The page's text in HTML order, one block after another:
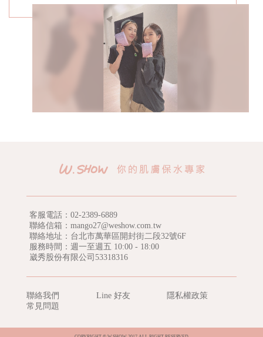
活越年輕」的生活寫照。
客服電話： 02-2389-6889
聯絡信箱：mango27@weshow.com.tw
聯絡地址：台北市萬華區開封街二段32號6F
服務時間：週一至週五 10:00 - 18:00
崴秀股份有限公司53318316
聯絡我們
常見問題
Line 好友 隱私權政策